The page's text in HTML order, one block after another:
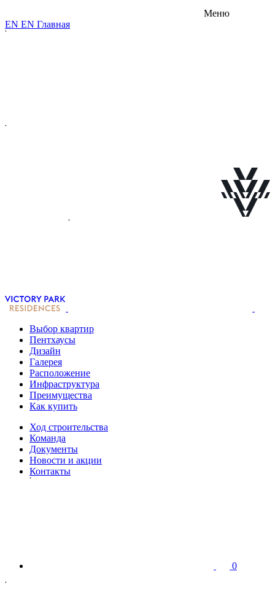
Меню
EN EN Главная
Выбор квартир
Пентхаусы
Дизайн
Галерея
Расположение
Инфраструктура
Преимущества
Как купить
Ход строительства
Команда
Документы
Новости и акции
Контакты
0